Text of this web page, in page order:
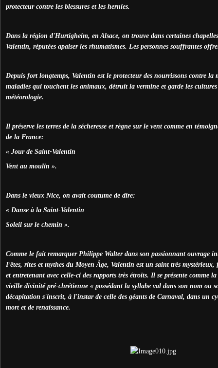
protecteur contre les blessures et les hernies.
Dans la région d'Hurtigheim, en Alsace, on trouve dans certaines
Valentin, réputées apaiser les rhumatismes. Les personnes souffrantes
Depuis fort longtemps, Valentin est le protecteur des nourrissons contre la
maladies qui touchent les animaux, détruit la vermine et garde les cultures
météorologie.
Il préserve les terres de la sécheresse et règne sur le vent comme en
de la France:
« Jour de Saint-Valentin
Vent au moulin ».
Dans le vieux Nice, on avait coutume de dire:
« Danse à la Saint-Valentin
Soleil sur le chemin ».
Comme le fait remarquer Philippe Walter dans son passionnant ouvrage
Fêtes, rites et mythes du Moyen Âge, Valentin est un saint très
et entretenant avec celle-ci des rapports très étroits. Il se présente comme
vieille divinité pré-chrétienne « possédant la syllabe val dans son nom ou
décapitation s'inscrit, à l'instar de celle des géants de Carnaval, dans un
mort et de renaissance.